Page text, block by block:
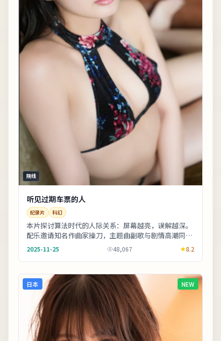
院线
听见过期车票的人
纪录片 科幻
本片探讨算法时代的人际关系：屏幕越亮，误解越深。
配乐邀请知名作曲家操刀，主题曲副歌与剧情高潮同步
上扬。剧情信息与人物关系可在二刷时解锁更多前后
2025-11-25 48,067 8.2
日本 NEW